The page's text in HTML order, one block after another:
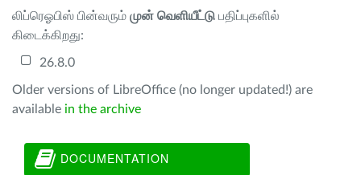
லிப்ரெஓபிஸ் பின்வரும் முன் வெளியீட்டு பதிப்புகளில்
கிடைக்கிறது:
26.8.0
Older versions of LibreOffice (no longer updated!) are
available in the archive
DOCUMENTATION